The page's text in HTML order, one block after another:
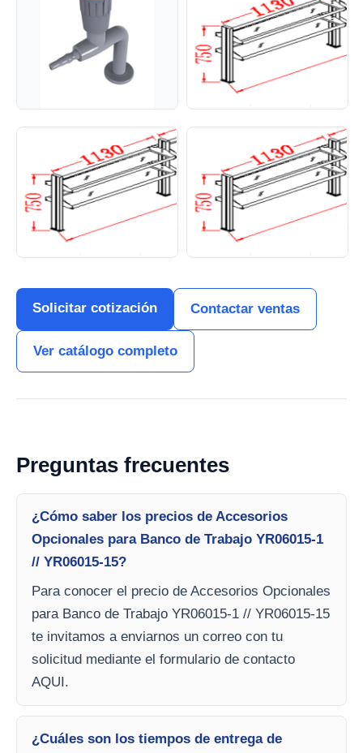
Solicitar cotización Contactar ventas
Ver catálogo completo
Preguntas frecuentes
¿Cómo saber los precios de Accesorios
Opcionales para Banco de Trabajo YR06015-1
// YR06015-15?
Para conocer el precio de Accesorios Opcionales
para Banco de Trabajo YR06015-1 // YR06015-15
te invitamos a enviarnos un correo con tu
solicitud mediante el formulario de contacto
AQUI.
¿Cuáles son los tiempos de entrega de